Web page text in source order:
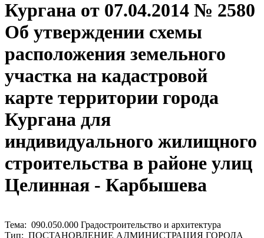
Кургана от 07.04.2014 № 2580
Об утверждении схемы
расположения земельного
участка на кадастровой
карте территории города
Кургана для
индивидуального жилищного
строительства в районе улиц
Целинная - Карбышева
Тема: 090.050.000 Градостроительство и архитектура
Тип: ПОСТАНОВЛЕНИЕ АДМИНИСТРАЦИЯ ГОРОДА